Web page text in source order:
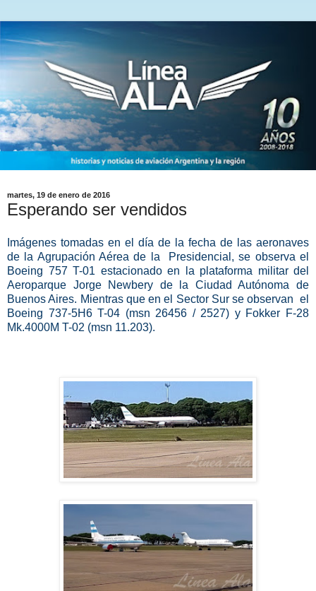
martes, 19 de enero de 2016
Esperando ser vendidos
Imágenes tomadas en el día de la fecha de las aeronaves
de la Agrupación Aérea de la Presidencial, se observa el
Boeing 757 T-01 estacionado en la plataforma militar del
Aeroparque Jorge Newbery de la Ciudad Autónoma de
Buenos Aires. Mientras que en el Sector Sur se observan el
Boeing 737-5H6 T-04 (msn 26456 / 2527) y Fokker F-28
Mk.4000M T-02 (msn 11.203).